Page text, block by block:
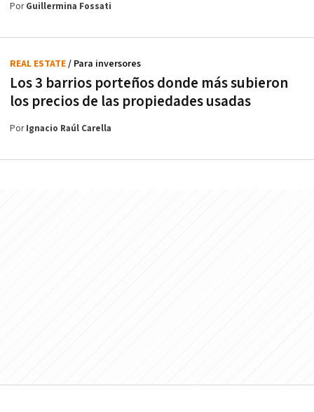
PorGuillermina Fossati
Los 3 barrios porteños donde más subieron
los precios de las propiedades usadas
REAL ESTATE/ Para inversores
PorIgnacio Raúl Carella